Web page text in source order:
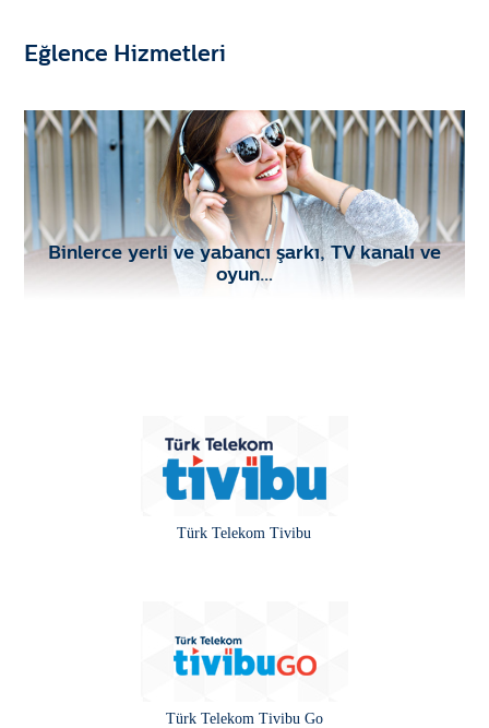
Eğlence Hizmetleri
Binlerce yerli ve yabancı şarkı, TV kanalı ve
oyun…
Türk Telekom Tivibu
Türk Telekom Tivibu Go